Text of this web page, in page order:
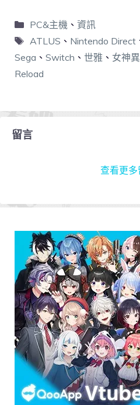
PC&主機 、 資訊
ATLUS 、 Nintendo Direct
Sega 、 Switch 、 世雅 、 女神
Reload
留言
查看更多